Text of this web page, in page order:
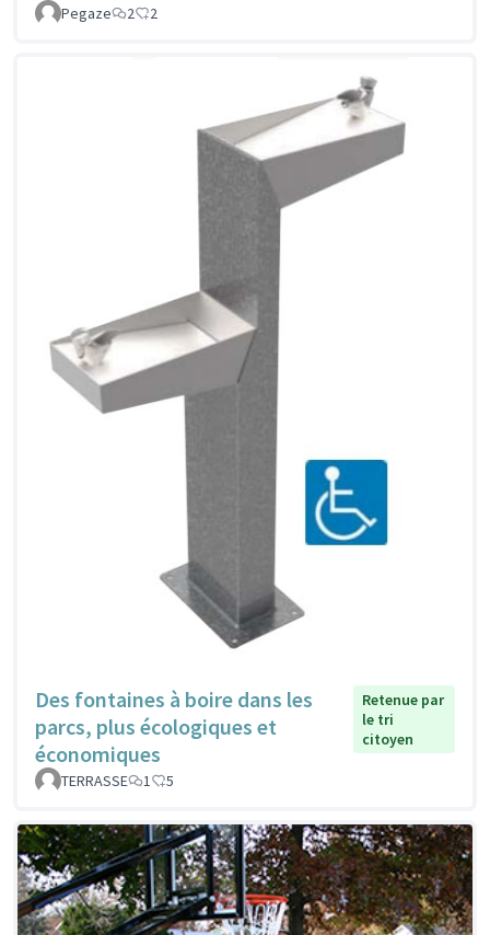
Pegaze 2 2
Des fontaines à boire dans les
parcs, plus écologiques et
économiques
Retenue par
le tri
citoyen
TERRASSE 1 5